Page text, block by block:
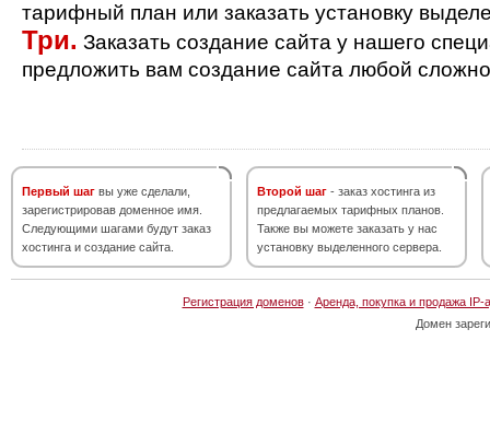
тарифный план или заказать установку
Три. Заказать создание сайта у нашего
предложить вам создание сайта любой
Первый шаг вы уже сделали,
зарегистрировав доменное имя.
Следующими шагами будут заказ
хостинга и создание сайта.
Второй шаг - заказ хостинга из
предлагаемых тарифных планов.
Также вы можете заказать у нас
установку выделенного сервера.
Регистрация доменов· Аренда, покупка и продажа IP-
Домен